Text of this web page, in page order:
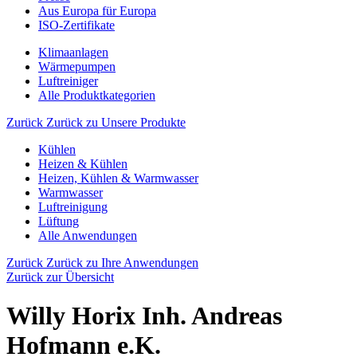
Aus Europa für Europa
ISO-Zertifikate
Klimaanlagen
Wärmepumpen
Luftreiniger
Alle Produktkategorien
Zurück Zurück zu Unsere Produkte
Kühlen
Heizen & Kühlen
Heizen, Kühlen & Warmwasser
Warmwasser
Luftreinigung
Lüftung
Alle Anwendungen
Zurück Zurück zu Ihre Anwendungen
Zurück zur Übersicht
Willy Horix Inh. Andreas
Hofmann e.K.